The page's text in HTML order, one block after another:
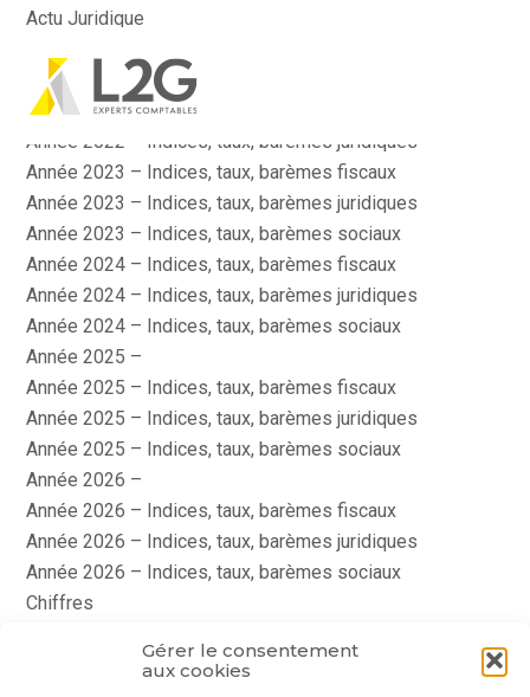
Gérer le consentement
aux cookies
Aller
au
Actu Juridique
Actualité
Année 2022 – Indices, taux, barèmes fiscaux
Année 2022 – Indices, taux, barèmes juridiques
Année 2023 – Indices, taux, barèmes fiscaux
Année 2023 – Indices, taux, barèmes juridiques
Année 2023 – Indices, taux, barèmes sociaux
Année 2024 – Indices, taux, barèmes fiscaux
Année 2024 – Indices, taux, barèmes juridiques
Année 2024 – Indices, taux, barèmes sociaux
Année 2025 –
Année 2025 – Indices, taux, barèmes fiscaux
Année 2025 – Indices, taux, barèmes juridiques
Année 2025 – Indices, taux, barèmes sociaux
Année 2026 –
Année 2026 – Indices, taux, barèmes fiscaux
Année 2026 – Indices, taux, barèmes juridiques
Année 2026 – Indices, taux, barèmes sociaux
Chiffres
Le coin du dirigeant